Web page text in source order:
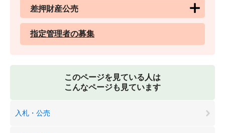
差押財産公売
指定管理者の募集
このページを見ている人は
こんなページも見ています
入札・公売